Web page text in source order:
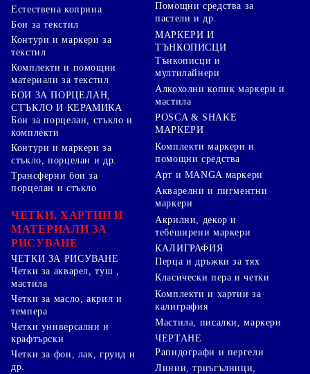
Естествена коприна
Бои за текстил
Контури и маркери за
текстил
Комплекти и помощни
материали за текстил
БОИ ЗА ПОРЦЕЛАН,
СТЪКЛО И КЕРАМИКА
Бои за порцелан, стъкло и
комплекти
Контури и маркери за
стъкло, порцелан и др.
Трансферни бои за
порцелан и стъкло
ЧЕТКИ, ХАРТИИ И
МАТЕРИАЛИ ЗА
РИСУВАНЕ
ЧЕТКИ ЗА РИСУВАНЕ
Четки за акварел, туш ,
мастила
Четки за масло, акрил и
темпера
Четки универсални и
крафтърски
Четки за фон, лак, грунд и
др.
Помощни средства за
пастели и др.
МАРКЕРИ И
ТЪНКОПИСЦИ
Тънкописци и
мултилайнери
Алкохолни копик маркери и
мастила
POSCA & SHAKE
МАРКЕРИ
Комплекти маркери и
помощни средства
Арт и MANGA маркери
Акварелни и пигментни
маркери
Акрилни, декор и
тебеширени маркери
КАЛИГРАФИЯ
Перца и дръжки за тях
Класически пера и четки
Комплекти и хартии за
калиграфия
Мастила, писалки, маркери
ЧЕРТАНЕ
Рапидографи и пергели
Линии, триъгълници,